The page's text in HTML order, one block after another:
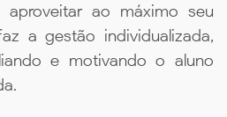
ao máximo seu
a gestão individualizada,
e motivando o aluno